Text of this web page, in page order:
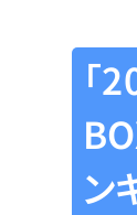
「
ン